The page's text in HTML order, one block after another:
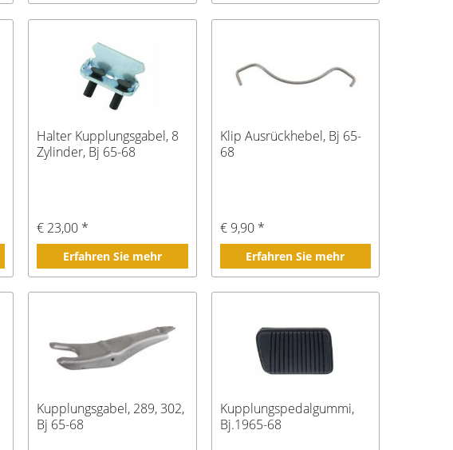
Halter Kupplungsgabel, 8
Zylinder, Bj 65-68
€ 23,00 *
Erfahren Sie mehr
Klip Ausrückhebel, Bj 65-
68
€ 9,90 *
Erfahren Sie mehr
Kupplungsgabel, 289, 302,
Bj 65-68
Kupplungspedalgummi,
Bj.1965-68